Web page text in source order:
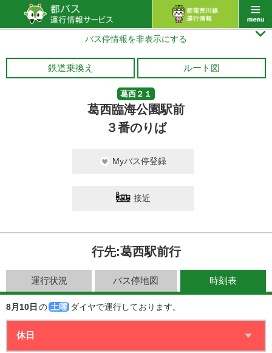
バス停情報を非表示にする 
鉄道乗換え ルート図
葛西２１
葛西臨海公園駅前
３番のりば
Myバス停登録
接近
行先:葛西駅前行
運行状況 バス停地図 時刻表
8月10日 の 土曜 ダイヤで運行しております。